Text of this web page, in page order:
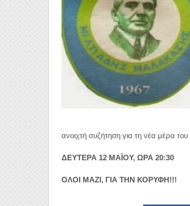
ανοιχτή συζήτηση για τη νέα μέρα του
ΔΕΥΤΕΡΑ 12 ΜΑΪΟΥ, ΩΡΑ 20:30
ΟΛΟΙ ΜΑΖΙ, ΓΙΑ ΤΗΝ ΚΟΡΥΦΗ!!!